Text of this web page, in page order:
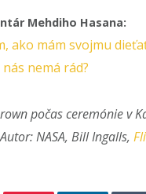
Mehdiho Hasana:
ako mám svojmu
nemá rád?
počas ceremónie v
NASA, Bill Ingalls,